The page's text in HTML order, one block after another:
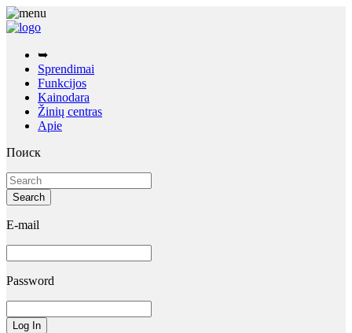
➥
Sprendimai
Funkcijos
Kainodara
Žinių centras
Apie
Поиск
E-mail
Password